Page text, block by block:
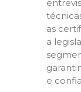
as
a
e